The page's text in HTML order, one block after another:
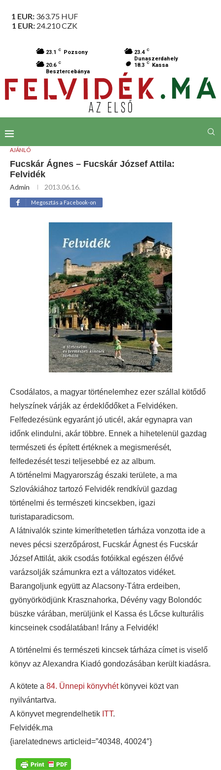
1 EUR: 363.75 HUF
1 EUR: 24.210CZK
23.1 C Pozsony 23.4 C
Dunaszerdahely
20.6 C
Besztercebánya
18.3 C Kassa
AJÁNLÓ
Fucskár Ágnes – Fucskár József Attila:
Felvidék
Admin 2013.06.16.
Megosztás a Facebook-on
Csodálatos, a magyar történelemhez ezer szállal kötődő
helyszínek várják az érdeklődőket a Felvidéken.
Felfedezésünk egyaránt jó uticél, akár egynapra van
időnk elindulni, akár többre. Ennek a hihetelenül gazdag
természeti és épített értéknek a megismerését,
felfedezését teszi teljesebbé ez az album.
A történelmi Magyarország északi területe, a ma
Szlovákiához tartozó Felvidék rendkívül gazdag
történelmi és természeti kincsekben, igazi
turistaparadicsom.
A látnivalók szinte kimeríthetetlen tárháza vonzotta ide a
neves pécsi szerzőpárost, Fucskár Ágnest és Fucskár
József Attilát, akik csodás fotóikkal egészen élővé
varázsolják számunkra ezt a változatos vidéket.
Barangoljunk együtt az Alacsony-Tátra erdeiben,
gyönyörködjünk Krasznahorka, Dévény vagy Bolondóc
büszke várában, merüljünk el Kassa és Lőcse kulturális
kincseinek csodálatában! Irány a Felvidék!
A történelmi és természeti kincsek tárháza címet is viselő
könyv az Alexandra Kiadó gondozásában került kiadásra.
A kötete a 84. Ünnepi könyvhétkönyvei közt van
nyilvántartva.
A könyvet megrendelhetik ITT.
Felvidék.ma
{iarelatednews articleid=”40348, 40024″}